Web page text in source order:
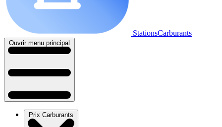
StationsCarburants
Ouvrir menu principal
Prix Carburants